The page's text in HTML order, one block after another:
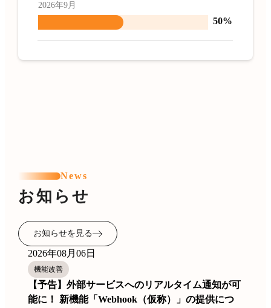
2026年9月
50%
News
お知らせ
お知らせを見る
2026年08月06日
機能改善
【予告】外部サービスへのリアルタイム通知が可
能に！ 新機能「Webhook（仮称）」の提供につ